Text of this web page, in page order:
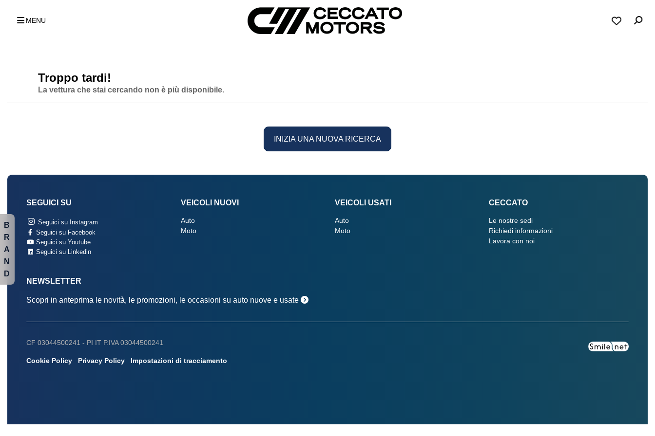
MENU
Troppo tardi!
La vettura che stai cercando non è più disponibile.
INIZIA UNA NUOVA RICERCA
SEGUICI SU
Seguici su Instagram
Seguici su Facebook
Seguici su Youtube
Seguici su Linkedin
VEICOLI NUOVI
Auto
Moto
VEICOLI USATI
Auto
Moto
CECCATO
Le nostre sedi
Richiedi informazioni
Lavora con noi
NEWSLETTER
Scopri in anteprima le novità, le promozioni, le occasioni su auto nuove e usate
CF 03044500241 - PI IT P.IVA 03044500241
Cookie Policy Privacy Policy Impostazioni di tracciamento
B
R
A
N
D